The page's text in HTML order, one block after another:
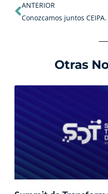
ANTERIOR
Conozcamos juntos CEIPA.
Otras